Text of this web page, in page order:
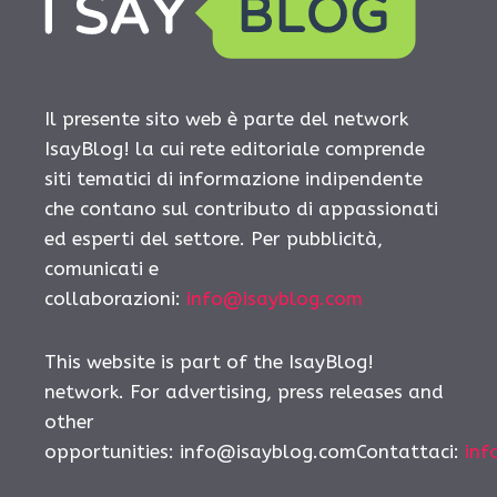
Il presente sito web è parte del network
IsayBlog! la cui rete editoriale comprende
siti tematici di informazione indipendente
che contano sul contributo di appassionati
ed esperti del settore. Per pubblicità,
comunicati e
collaborazioni: info@isayblog.com
This website is part of the IsayBlog!
network. For advertising, press releases and
other
opportunities: info@isayblog.comContattaci: